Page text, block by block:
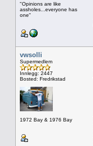
"Opinions are like
assholes...everyone has
one"
vwsolli
Supermedlem
Innlegg: 2447
Bosted: Fredrikstad
1972 Bay & 1976 Bay